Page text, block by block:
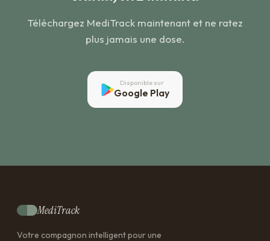
Téléchargez MediTrack maintenant et ne ratez
plus jamais une dose.
Disponible sur
Google Play
MediTrack
Votre compagnon intelligent pour une